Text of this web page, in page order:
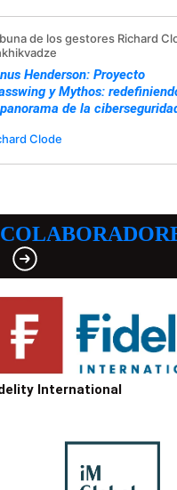
de los gestores Richard
Henderson: Proyecto
y Mythos:
de la
Clode
International